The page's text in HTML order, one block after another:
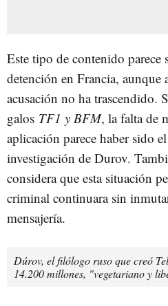
Este tipo de contenido parece
detención en Francia, aunque
acusación no ha trascendido.
galos TF1 y BFM, la falta de
aplicación parece haber sido
investigación de Durov.
considera que esta situación
criminal continuara sin
mensajería.
Dúrov, el filólogo ruso que creó
14.200 millones, "vegetariano y